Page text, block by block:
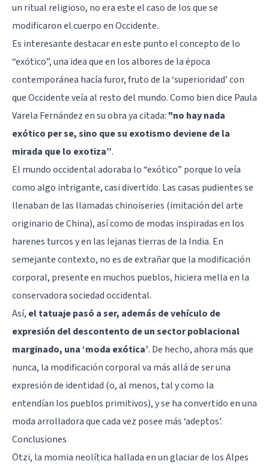
un ritual religioso, no era este el caso de los que se
modificaron el cuerpo en Occidente.
Es interesante destacar en este punto el concepto de lo
“exótico”, una idea que en los albores de la época
contemporánea hacía furor, fruto de la ‘superioridad’ con
que Occidente veía al resto del mundo. Como bien dice Paula
Varela Fernández en su obra ya citada: "no hay nada
exótico per se, sino que su exotismo deviene de la
mirada que lo exotiza”.
El mundo occidental adoraba lo “exótico” porque lo veía
como algo intrigante, casi divertido. Las casas pudientes se
llenaban de las llamadas chinoiseries (imitación del arte
originario de China), así como de modas inspiradas en los
harenes turcos y en las lejanas tierras de la India. En
semejante contexto, no es de extrañar que la modificación
corporal, presente en muchos pueblos, hiciera mella en la
conservadora sociedad occidental.
Así, el tatuaje pasó a ser, además de vehículo de
expresión del descontento de un sector poblacional
marginado, una ‘moda exótica’. De hecho, ahora más que
nunca, la modificación corporal va más allá de ser una
expresión de identidad (o, al menos, tal y como la
entendían los pueblos primitivos), y se ha convertido en una
moda arrolladora que cada vez posee más ‘adeptos’.
Conclusiones
Ötzi, la momia neolítica hallada en un glaciar de los Alpes